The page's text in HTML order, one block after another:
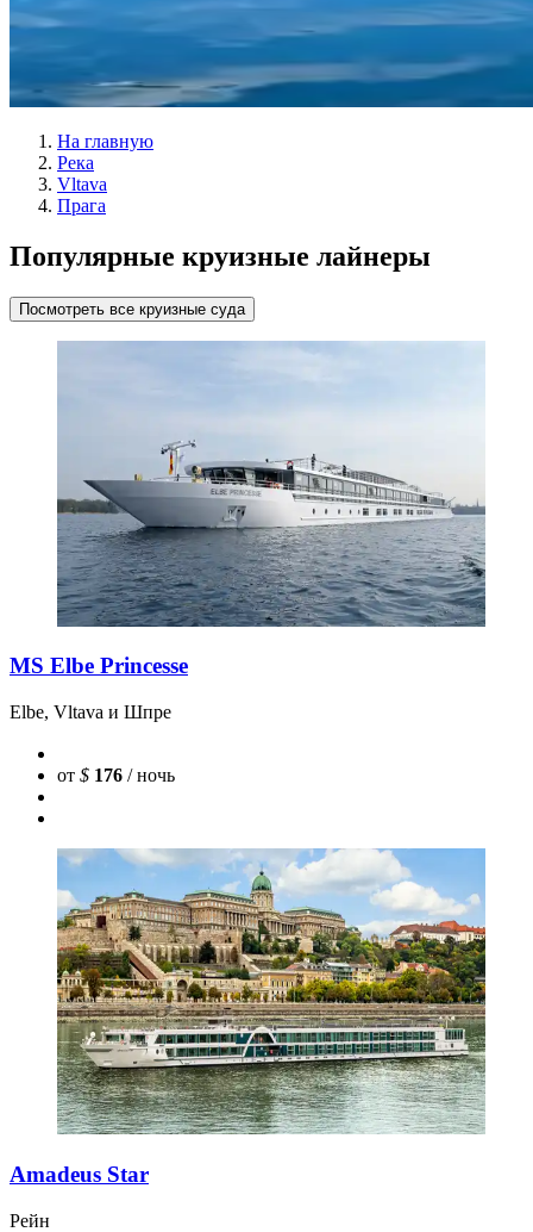
На главную
Река
Vltava
Прага
Популярные круизные лайнеры
Посмотреть все круизные суда
MS Elbe Princesse
Elbe, Vltava и Шпре
от $ 176 / ночь
Amadeus Star
Рейн